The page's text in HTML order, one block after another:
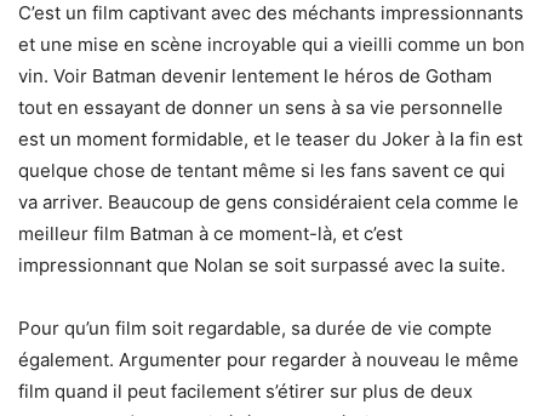
C’est un film captivant avec des méchants impressionnants
et une mise en scène incroyable qui a vieilli comme un bon
vin. Voir Batman devenir lentement le héros de Gotham
tout en essayant de donner un sens à sa vie personnelle
est un moment formidable, et le teaser du Joker à la fin est
quelque chose de tentant même si les fans savent ce qui
va arriver. Beaucoup de gens considéraient cela comme le
meilleur film Batman à ce moment-là, et c’est
impressionnant que Nolan se soit surpassé avec la suite.
Pour qu’un film soit regardable, sa durée de vie compte
également. Argumenter pour regarder à nouveau le même
film quand il peut facilement s’étirer sur plus de deux